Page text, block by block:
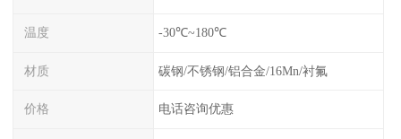
温度 -30℃~180℃
材质 碳钢/不锈钢/铝合金/16Mn/衬氟
价格 电话咨询优惠